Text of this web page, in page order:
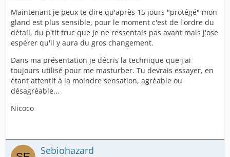
Maintenant je peux te dire qu'après 15 jours "protégé" mon
gland est plus sensible, pour le moment c'est de l'ordre du
détail, du p'tit truc que je ne ressentais pas avant mais j'ose
espérer qu'il y aura du gros changement.
Dans ma présentation je décris la technique que j'ai
toujours utilisé pour me masturber. Tu devrais essayer, en
étant attentif à la moindre sensation, agréable ou
désagréable...
Nicoco
Sebiohazard